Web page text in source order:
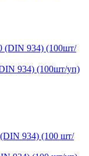
934) (100шт/уп)